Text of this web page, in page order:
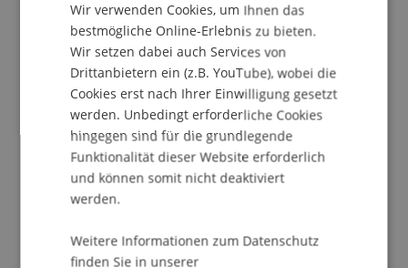
ehemaliger Financial Investigator und Strategic
Intelligence Analyst bei der National Crime Agency
(UK) bringt er einen beeindruckenden
Erfahrungsschatz und internationale Expertise
mit (u.a. EncroChat Ermittlungen).
In diesem Kurs wird untersucht, wie sich das
Verständnis von Geldwäscherei (Money
Laundering) und die Ansätze zu ihrer
Es wird der Übergang von relativ einfachen
Wir verwenden Cookies, um Ihnen das
bestmögliche Online-Erlebnis zu bieten.
Wir setzen dabei auch Services von
Drittanbietern ein (z.B. YouTube), wobei die
Cookies erst nach Ihrer Einwilligung gesetzt
werden. Unbedingt erforderliche Cookies
hingegen sind für die grundlegende
Funktionalität dieser Website erforderlich
und können somit nicht deaktiviert
werden.
Weitere Informationen zum Datenschutz
finden Sie in unserer